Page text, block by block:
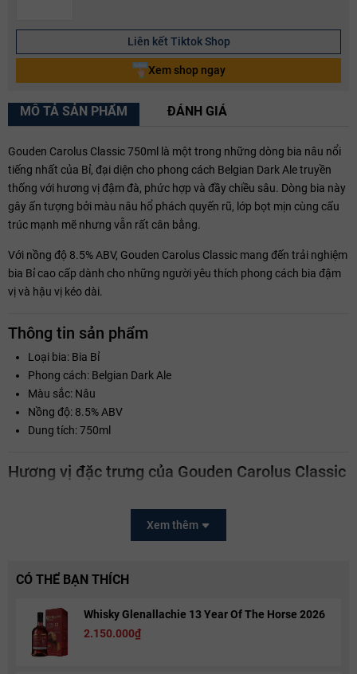
Liên kết Tiktok Shop
Xem shop ngay
MÔ TẢ SẢN PHẨM ĐÁNH GIÁ
Gouden Carolus Classic 750ml là một trong những dòng bia nâu nổi
tiếng nhất của Bỉ, đại diện cho phong cách Belgian Dark Ale truyền
thống với hương vị đậm đà, phức hợp và đầy chiều sâu. Dòng bia này
gây ấn tượng bởi màu nâu hổ phách quyến rũ, lớp bọt mịn cùng cấu
trúc mạnh mẽ nhưng vẫn rất cân bằng.
Với nồng độ 8.5% ABV, Gouden Carolus Classic mang đến trải nghiệm
bia Bỉ cao cấp dành cho những người yêu thích phong cách bia đậm
vị và hậu vị kéo dài.
Thông tin sản phẩm
Loại bia: Bia Bỉ
Phong cách: Belgian Dark Ale
Màu sắc: Nâu
Nồng độ: 8.5% ABV
Dung tích: 750ml
Hương vị đặc trưng của Gouden Carolus Classic
Ngay khi rót ra ly, Gouden Carolus Classic lan tỏa hương thơm đặc
caramel
trái cây khô
đường nâu
gia vị tinh tế
Xem thêm
CÓ THỂ BẠN THÍCH
Whisky Glenallachie 13 Year Of The Horse 2026
2.150.000₫